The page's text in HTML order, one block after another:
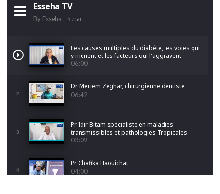
Esseha TV
By Esseha 1 / 50
Les causes multiples du diabète, les voies qui
y mènent et les facteurs qui l'aggravent.
06:00
2
Dr Meriem Zeghar, chirurgienne dentiste
06:42
3
Pr Idir Bitam spécialiste en maladies
transmissibles et pathologies Tropicales
Emergentes
03:09
4
Pr Chafika Haouichat
04:00